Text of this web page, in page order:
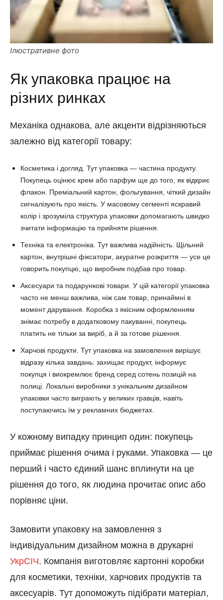
Ілюстративне фото
Як упаковка працює на
різних ринках
Механіка однакова, але акценти відрізняються
залежно від категорії товару:
Косметика і догляд. Тут упаковка — частина продукту.
Покупець оцінює крем або парфум ще до того, як відкриє
флакон. Преміальний картон, фольгування, чіткий дизайн
сигналізують про якість. У масовому сегменті яскравий
колір і зрозуміла структура упаковки допомагають швидко
зчитати інформацію та прийняти рішення.
Техніка та електроніка. Тут важлива надійність. Щільний
картон, внутрішні фіксатори, акуратне розкриття — усе це
говорить покупцю, що виробник подбав про товар.
Аксесуари та подарункові товари. У цій категорії упаковка
часто не менш важлива, ніж сам товар, принаймні в
момент дарування. Коробка з якісним оформленням
знімає потребу в додатковому пакуванні, покупець
платить не тільки за виріб, а й за готове рішення.
Харчові продукти. Тут упаковка на замовлення вирішує
відразу кілька завдань: захищає продукт, інформує
покупця і виокремлює бренд серед сотень позицій на
полиці. Локальні виробники з унікальним дизайном
упаковки часто виграють у великих гравців, навіть
поступаючись їм у рекламних бюджетах.
У кожному випадку принцип один: покупець
приймає рішення очима і руками. Упаковка — це
перший і часто єдиний шанс вплинути на це
рішення до того, як людина прочитає опис або
порівняє ціни.
Замовити упаковку на замовлення з
індивідуальним дизайном можна в друкарні
УкрСІЧ. Компанія виготовляє картонні коробки
для косметики, техніки, харчових продуктів та
аксесуарів. Тут допоможуть підібрати матеріал,